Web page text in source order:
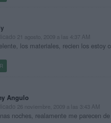
21 agosto, 2009 a las 4:37 AM
los materiales, recien los estoy
Angulo
26 noviembre, 2009 a las 3:43 AM
noches, realamente me parecen